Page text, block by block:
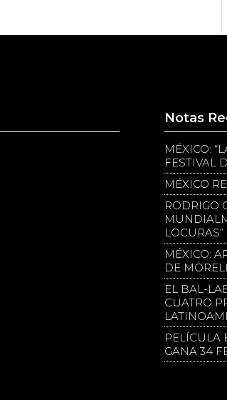
Notas
MÉXICO:
FESTIVAL
MÉXICO
RODRIGO
LOCURAS”
MÉXICO:
DE
EL BAL-
CUATRO
PELÍCULA
GANA 34